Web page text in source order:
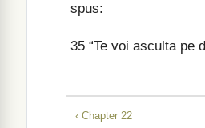
spus:
35 “Te voi asculta pe
‹ Chapter 22